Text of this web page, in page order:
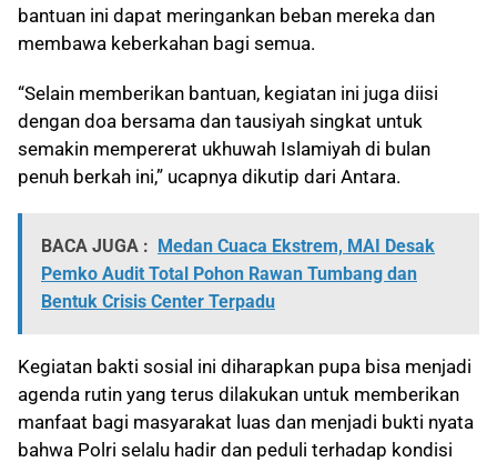
bantuan ini dapat meringankan beban mereka dan
membawa keberkahan bagi semua.
“Selain memberikan bantuan, kegiatan ini juga diisi
dengan doa bersama dan tausiyah singkat untuk
semakin mempererat ukhuwah Islamiyah di bulan
penuh berkah ini,” ucapnya dikutip dari Antara.
BACA JUGA : Medan Cuaca Ekstrem, MAI Desak
Pemko Audit Total Pohon Rawan Tumbang dan
Bentuk Crisis Center Terpadu
Kegiatan bakti sosial ini diharapkan pupa bisa menjadi
agenda rutin yang terus dilakukan untuk memberikan
manfaat bagi masyarakat luas dan menjadi bukti nyata
bahwa Polri selalu hadir dan peduli terhadap kondisi